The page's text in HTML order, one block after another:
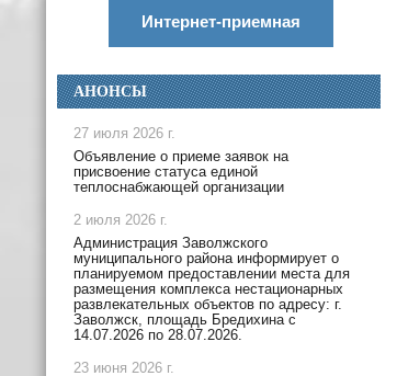
Интернет-приемная
АНОНСЫ
27 июля 2026 г.
Объявление о приеме заявок на
присвоение статуса единой
теплоснабжающей организации
2 июля 2026 г.
Администрация Заволжского
муниципального района информирует о
планируемом предоставлении места для
размещения комплекса нестационарных
развлекательных объектов по адресу: г.
Заволжск, площадь Бредихина с
14.07.2026 по 28.07.2026.
23 июня 2026 г.